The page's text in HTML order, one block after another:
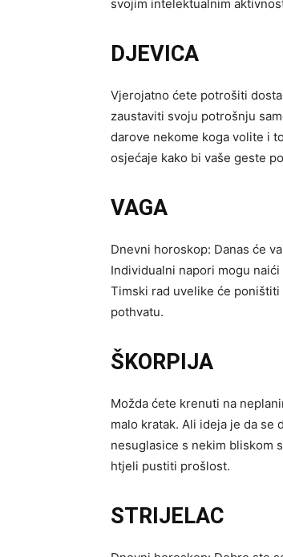
svojim intelektualnim
DJEVICA
Vjerojatno ćete potrošiti
zaustaviti svoju potrošnju
darove nekome koga volite i
osjećaje kako bi vaše geste
VAGA
Dnevni horoskop: Danas će
Individualni napori mogu
Timski rad uvelike će
pothvatu.
ŠKORPIJA
Možda ćete krenuti na
malo kratak. Ali ideja je da se
nesuglasice s nekim bliskom
htjeli pustiti prošlost.
STRIJELAC